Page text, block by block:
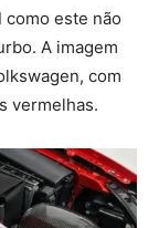
como este não
A imagem
com
vermelhas.